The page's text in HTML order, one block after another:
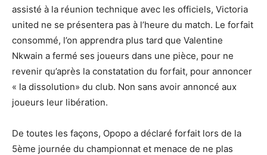
assisté à la réunion technique avec les officiels, Victoria
united ne se présentera pas à l’heure du match. Le forfait
consommé, l’on apprendra plus tard que Valentine
Nkwain a fermé ses joueurs dans une pièce, pour ne
revenir qu’après la constatation du forfait, pour annoncer
« la dissolution» du club. Non sans avoir annoncé aux
joueurs leur libération.
De toutes les façons, Opopo a déclaré forfait lors de la
5ème journée du championnat et menace de ne plas